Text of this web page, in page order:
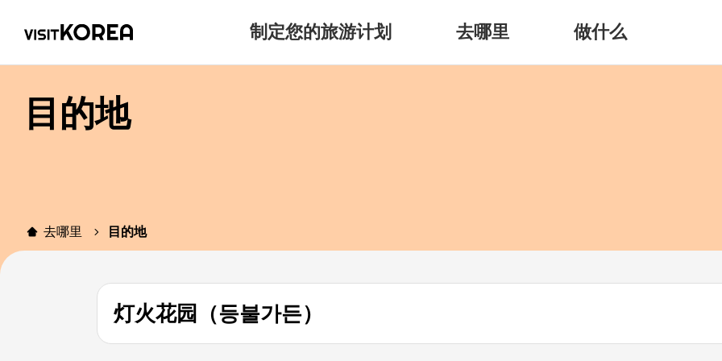
制定您的旅游计划 去哪里 做什么
目的地
去哪里 目的地
灯火花园（등불가든）